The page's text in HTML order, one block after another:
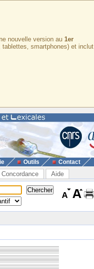
nouvelle version au 1er
tablettes, smartphones) et inclut
Outils Contact
Concordance Aide